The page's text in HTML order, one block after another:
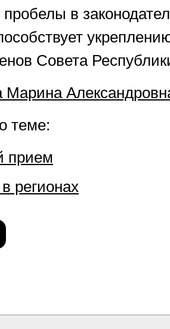
в
Совета
Марина
теме:
прием
регионах